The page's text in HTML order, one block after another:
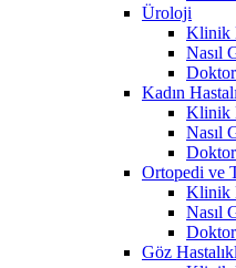
Üroloji
Klinik
Nasıl
Kadın
Klinik
Nasıl
Ortopedi ve
Klinik
Nasıl
Göz